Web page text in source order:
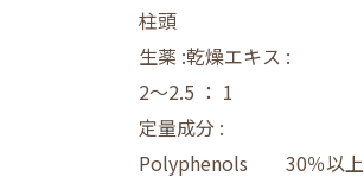
柱頭
生薬 :乾燥エキス :
2～2.5 ： 1
定量成分 :
Polyphenols 30％以上